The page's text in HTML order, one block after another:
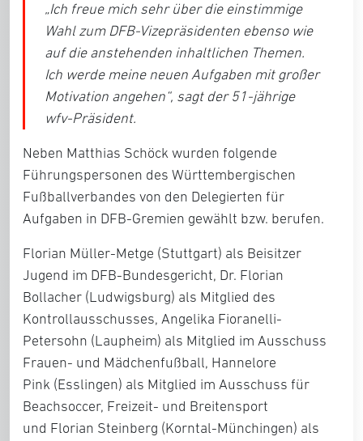
„Ich freue mich sehr über die einstimmige
Wahl zum DFB-Vizepräsidenten ebenso wie
auf die anstehenden inhaltlichen Themen.
Ich werde meine neuen Aufgaben mit großer
Motivation angehen“, sagt der 51-jährige
wfv-Präsident.
Neben Matthias Schöck wurden folgende
Führungspersonen des Württembergischen
Fußballverbandes von den Delegierten für
Aufgaben in DFB-Gremien gewählt bzw. berufen.
Florian Müller-Metge (Stuttgart) als Beisitzer
Jugend im DFB-Bundesgericht, Dr. Florian
Bollacher (Ludwigsburg) als Mitglied des
Kontrollausschusses, Angelika Fioranelli-
Petersohn (Laupheim) als Mitglied im Ausschuss
Frauen- und Mädchenfußball, Hannelore
Pink (Esslingen) als Mitglied im Ausschuss für
Beachsoccer, Freizeit- und Breitensport
und Florian Steinberg (Korntal-Münchingen) als